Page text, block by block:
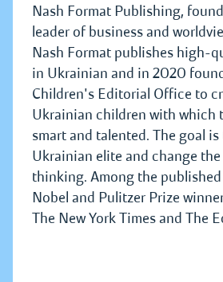
Nash Format Publishing,
leader of business and
Nash Format publishes high-
in Ukrainian and in 2020
Children's Editorial Office to
Ukrainian children with which
smart and talented. The goal
Ukrainian elite and change
thinking. Among the
Nobel and Pulitzer Prize
The New York Times and The